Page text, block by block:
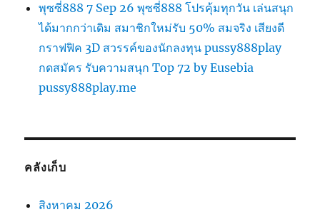
พุซซี่888 7 Sep 26 พุซซี่888 โปรคุ้มทุกวัน เล่นสนุก
ได้มากกว่าเดิม สมาชิกใหม่รับ 50% สมจริง เสียงดี
กราฟฟิค 3D สวรรค์ของนักลงทุน pussy888play
กดสมัคร รับความสนุก Top 72 by Eusebia
pussy888play.me
คลังเก็บ
สิงหาคม 2026